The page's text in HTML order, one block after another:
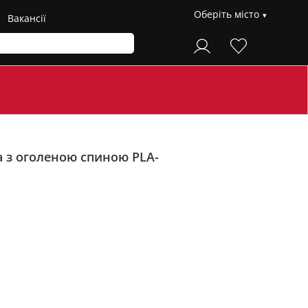
Вакансії Оберіть місто
з оголеною спиною PLA-